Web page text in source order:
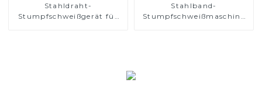
Stahldraht-
Stumpfschweißgerät für
Stahlband-
Stumpfschweißmaschine